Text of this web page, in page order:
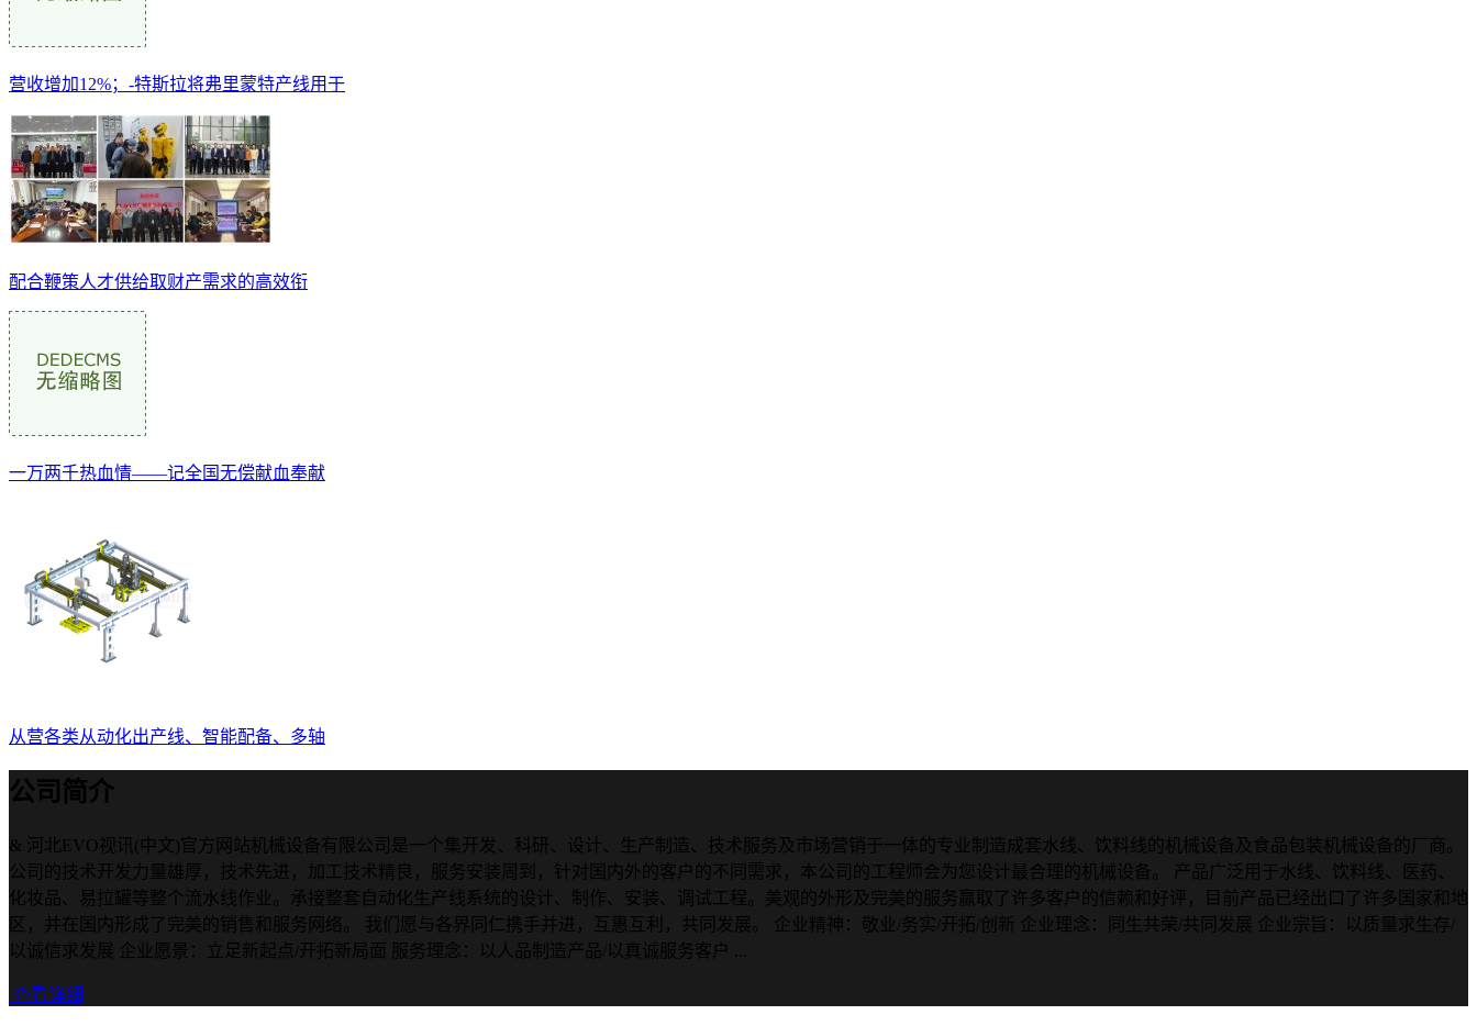
营收增加12%；-特斯拉将弗里蒙特产线用于
配合鞭策人才供给取财产需求的高效衔
一万两千热血情——记全国无偿献血奉献
从营各类从动化出产线、智能配备、多轴
公司简介
& 河北EVO视讯(中文)官方网站机械设备有限公司是一个集开发、科研、设计、生产制造、技术服务及市场营销于一体的专业制造成套水线、饮料线的机械设备及食品包装机械设备的厂商。
公司的技术开发力量雄厚，技术先进，加工技术精良，服务安装周到，针对国内外的客户的不同需求，本公司的工程师会为您设计最合理的机械设备。 产品广泛用于水线、饮料线、医药、
化妆品、易拉罐等整个流水线作业。承接整套自动化生产线系统的设计、制作、安装、调试工程。美观的外形及完美的服务赢取了许多客户的信赖和好评，目前产品已经出口了许多国家和地
区，并在国内形成了完美的销售和服务网络。 我们愿与各界同仁携手并进，互惠互利，共同发展。 企业精神：敬业/务实/开拓/创新 企业理念：同生共荣/共同发展 企业宗旨：以质量求生存/
以诚信求发展 企业愿景：立足新起点/开拓新局面 服务理念：以人品制造产品/以真诚服务客户 ...
查看详细